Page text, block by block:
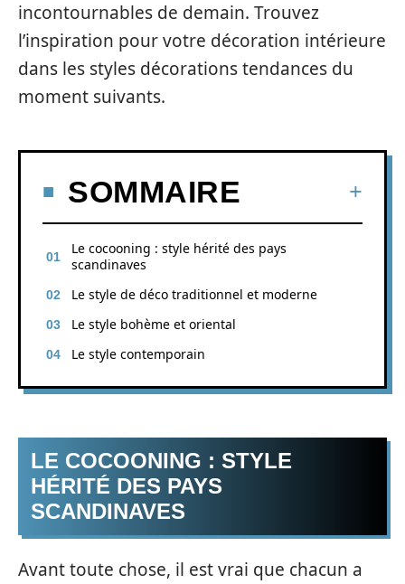
incontournables de demain. Trouvez
l’inspiration pour votre décoration intérieure
dans les styles décorations tendances du
moment suivants.
SOMMAIRE
Le cocooning : style hérité des pays
scandinaves
Le style de déco traditionnel et moderne
Le style bohème et oriental
Le style contemporain
LE COCOONING : STYLE
HÉRITÉ DES PAYS
SCANDINAVES
Avant toute chose, il est vrai que chacun a